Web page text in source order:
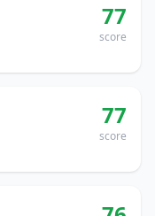
77
score
77
score